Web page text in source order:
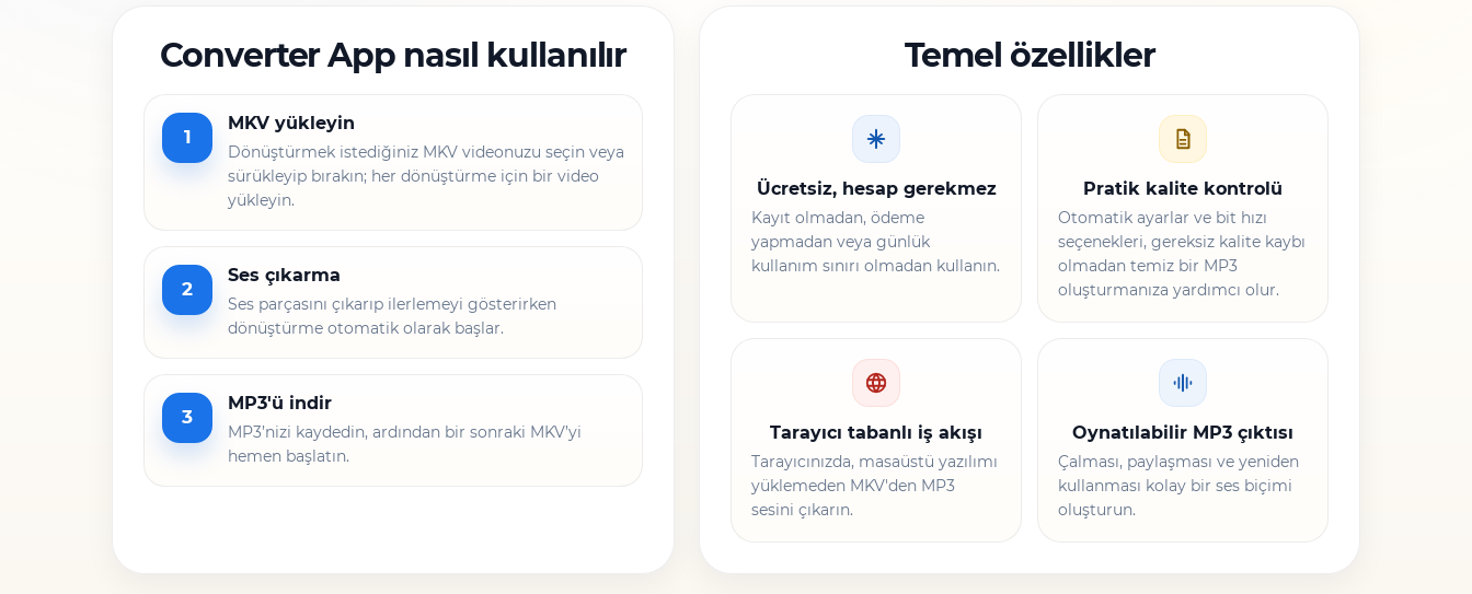
Converter App nasıl kullanılır
1
MKV yükleyin
Dönüştürmek istediğiniz MKV videonuzu seçin veya
sürükleyip bırakın; her dönüştürme için bir video
yükleyin.
2
Ses çıkarma
Ses parçasını çıkarıp ilerlemeyi gösterirken
dönüştürme otomatik olarak başlar.
3
MP3'ü indir
MP3’nizi kaydedin, ardından bir sonraki MKV’yi
hemen başlatın.
Temel özellikler
Ücretsiz, hesap gerekmez
Kayıt olmadan, ödeme
yapmadan veya günlük
kullanım sınırı olmadan kullanın.
Pratik kalite kontrolü
Otomatik ayarlar ve bit hızı
seçenekleri, gereksiz kalite kaybı
olmadan temiz bir MP3
oluşturmanıza yardımcı olur.
Tarayıcı tabanlı iş akışı
Tarayıcınızda, masaüstü yazılımı
yüklemeden MKV'den MP3
sesini çıkarın.
Oynatılabilir MP3 çıktısı
Çalması, paylaşması ve yeniden
kullanması kolay bir ses biçimi
oluşturun.